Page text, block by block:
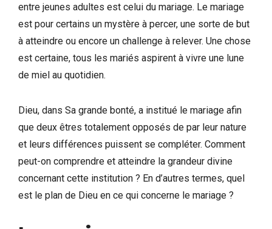
entre jeunes adultes est celui du mariage. Le mariage
est pour certains un mystère à percer, une sorte de but
à atteindre ou encore un challenge à relever. Une chose
est certaine, tous les mariés aspirent à vivre une lune
de miel au quotidien.
Dieu, dans Sa grande bonté, a institué le mariage afin
que deux êtres totalement opposés de par leur nature
et leurs différences puissent se compléter. Comment
peut-on comprendre et atteindre la grandeur divine
concernant cette institution ? En d’autres termes, quel
est le plan de Dieu en ce qui concerne le mariage ?